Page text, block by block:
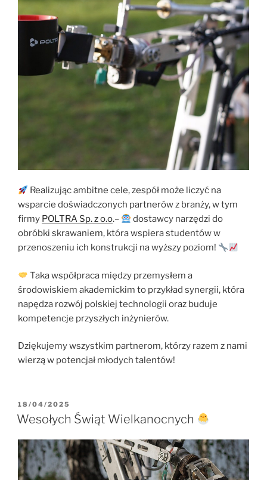
Realizując ambitne cele, zespół może liczyć na
wsparcie doświadczonych partnerów z branży, w tym
firmy POLTRA Sp. z o.o.–
dostawcy narzędzi do
obróbki skrawaniem, która wspiera studentów w
przenoszeniu ich konstrukcji na wyższy poziom!
Taka współpraca między przemysłem a
środowiskiem akademickim to przykład synergii, która
napędza rozwój polskiej technologii oraz buduje
kompetencje przyszłych inżynierów.
Dziękujemy wszystkim partnerom, którzy razem z nami
wierzą w potencjał młodych talentów!
OPUBLIKOWANE
W
18/04/2025
Wesołych Świąt Wielkanocnych